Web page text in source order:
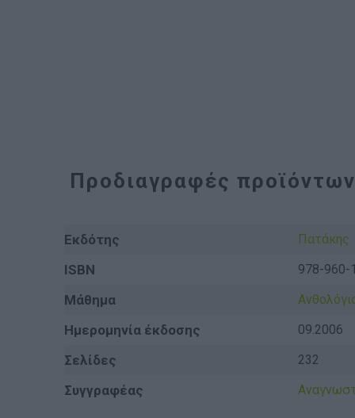
Προδιαγραφές προϊόντων
Εκδότης Πατάκης
ISBN 978-960-
Μάθημα
Ημερομηνία έκδοσης 09.2006
Σελίδες 232
Συγγραφέας